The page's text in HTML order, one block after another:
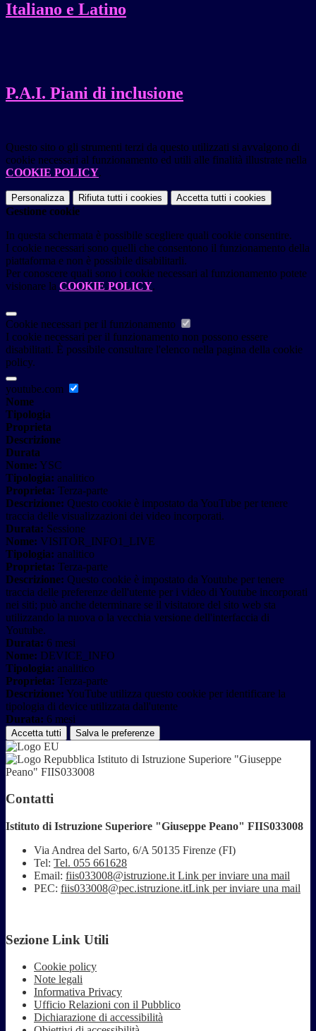
Italiano e Latino
P.A.I. Piani di inclusione
Questo sito o gli strumenti terzi da questo utilizzati si avvalgono di
cookie necessari al funzionamento ed utili alle finalità illustrate nella
COOKIE POLICY.
Personalizza Rifiuta tutti i cookies Accetta tutti i cookies
Gestione cookie
In questa schermata è possibile scegliere quali cookie consentire.
I cookie necessari sono quelli che consentono il funzionamento della
piattaforma e non è possibile disabilitarli.
Per conoscere quali sono i cookie necessari al funzionamento potete
visionare la COOKIE POLICY.
Cookie necessari per il funzionamento
I cookie necessari per il funzionamento non possono essere
disabilitati. È possibile consultare l'elenco nella pagina della cookie
policy.
youtube.com
Nome
Tipologia
Proprieta
Descrizione
Durata
Nome: YSC
Tipologia: analitico
Proprieta: Terza-parte
Descrizione: Questo cookie è impostato da YouTube per tenere
traccia delle visualizzazioni dei video incorporati.
Durata: Sessione
Nome: VISITOR_INFO1_LIVE
Tipologia: analitico
Proprieta: Terza-parte
Descrizione: Questo cookie è impostato da Youtube per tenere
traccia delle preferenze dell'utente per i video di Youtube incorporati
nei siti; può anche determinare se il visitatore del sito web sta
utilizzando la nuova o la vecchia versione dell'interfaccia di
Youtube.
Durata: 6 mesi
Nome: DEVICE_INFO
Tipologia: analitico
Proprieta: Terza-parte
Descrizione: YouTube utilizza questo cookie per identificare la
tipologia di device utilizzata dall'utente
Durata: 6 mesi
Accetta tutti Salva le preferenze
Istituto di Istruzione Superiore "Giuseppe
Peano" FIIS033008
Contatti
Istituto di Istruzione Superiore "Giuseppe Peano" FIIS033008
Via Andrea del Sarto, 6/A 50135 Firenze (FI)
Tel: Tel. 055 661628
Email: fiis033008@istruzione.it Link per inviare una mail
PEC: fiis033008@pec.istruzione.itLink per inviare una mail
Sezione Link Utili
Cookie policy
Note legali
Informativa Privacy
Ufficio Relazioni con il Pubblico
Dichiarazione di accessibilità